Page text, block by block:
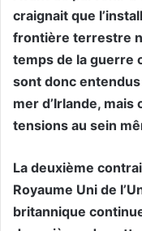
craignait que
frontière terrestre
temps de la guerre
sont donc
mer d’Irlande, mais
tensions au sein
La deuxième
Royaume Uni de
britannique